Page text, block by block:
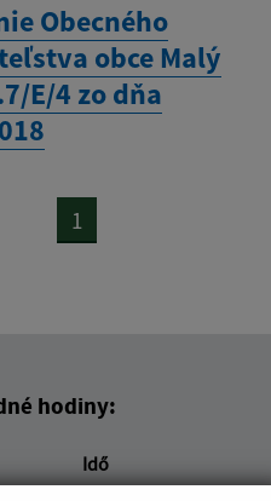
Obecného
obce Malý
E/4 zo dňa
1
hodiny:
Idő